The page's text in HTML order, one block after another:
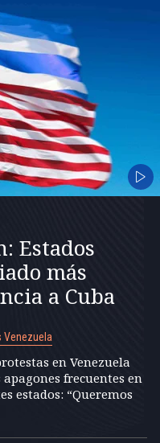
Estados
más
a Cuba
Venezuela
en Venezuela
frecuentes en
estados: “Queremos